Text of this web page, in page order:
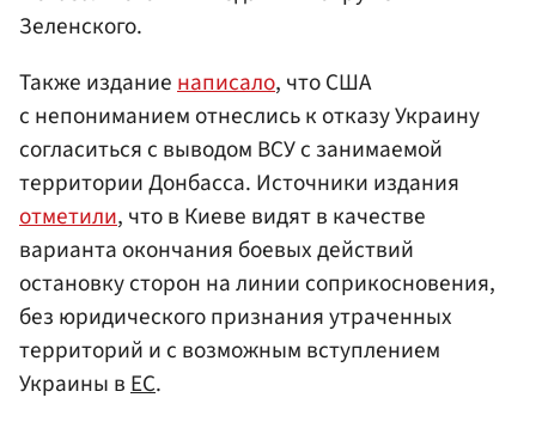
Зеленского.
Также изданиенаписало, что США
с непониманием отнеслись к отказу Украину
согласиться с выводом ВСУ с занимаемой
территории Донбасса. Источники издания
отметили, что в Киеве видят в качестве
варианта окончания боевых действий
остановку сторон на линии соприкосновения,
без юридического признания утраченных
территорий и с возможным вступлением
Украины вЕС.